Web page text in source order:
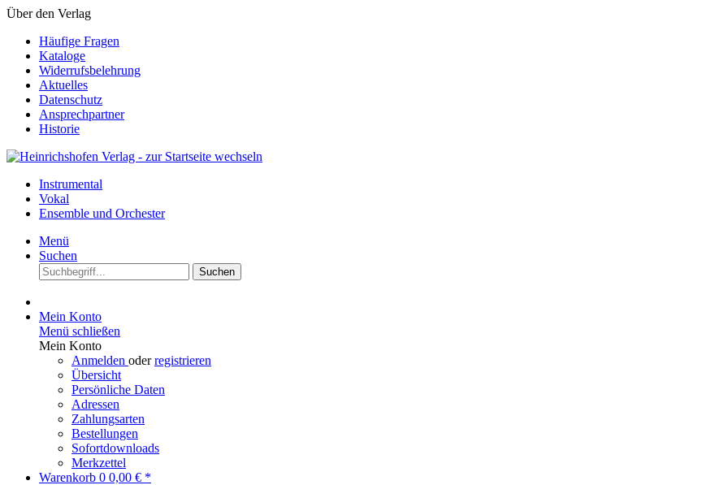
Über den Verlag
Häufige Fragen
Kataloge
Widerrufsbelehrung
Aktuelles
Datenschutz
Ansprechpartner
Historie
Instrumental
Vokal
Ensemble und Orchester
Menü
Suchen
Suchen
Mein Konto
Menü schließen
Mein Konto
Anmelden oderregistrieren
Übersicht
Persönliche Daten
Adressen
Zahlungsarten
Bestellungen
Sofortdownloads
Merkzettel
Warenkorb 0 0,00 € *